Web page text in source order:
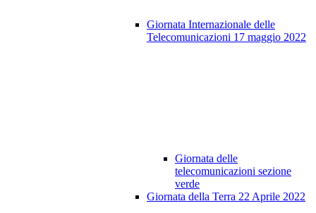
Giornata Internazionale delle
Telecomunicazioni 17 maggio 2022
Giornata delle
telecomunicazioni sezione
verde
Giornata della Terra 22 Aprile 2022